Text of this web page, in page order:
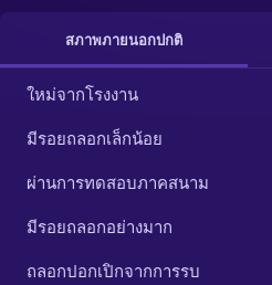
กล่อง
อื่น ๆ
สภาพภายนอกปกติ
ใหม่จากโรงงาน
มีรอยถลอกเล็กน้อย
ผ่านการทดสอบภาคสนาม
มีรอยถลอกอย่างมาก
ถลอกปอกเปิกจากการรบ